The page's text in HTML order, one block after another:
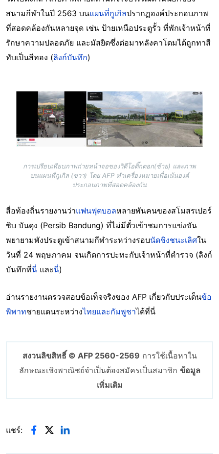
สนามกีฬาในปี 2563 บนแผนที่กูเกิลปรากฏองค์ประกอบภาพ
ที่สอดคล้องกันหลายจุด เช่น ป้ายเหนือประตูรั้ว ที่พักเจ้าหน้าที่
รักษาความปลอดภัย และมัสยิดซึ่งต่อมาหลังคาโดมได้ถูกทาสี
ทับเป็นสีทอง (ลิงก์บันทึก)
การเปรียบเทียบภาพถ่ายหน้าจอของวิดีโอติ๊กตอก(ซ้าย) และภาพ
บนแผนที่กูเกิล (ขวา) โดย AFP ทำเครื่องหมายเพื่อเน้นองค์
ประกอบภาพที่สอดคล้องกัน
สื่อท้องถิ่นรายงานว่าแฟนฟุตบอลหลายพันคนของสโมสรเปอร์
ซิบ บันดุง (Persib Bandung) ที่ไม่มีตั๋วเข้าชมการแข่งขัน
พยายามพังประตูเข้าสนามกีฬาระหว่างรอบนัดชิงชนะเลิศใน
วันที่ 24 พฤษภาคม จนเกิดการปะทะกับเจ้าหน้าที่ตำรวจ (ลิงก์
บันทึกที่นี่ และนี่)
อ่านรายงานตรวจสอบข้อเท็จจริงของ AFP เกี่ยวกับประเด็นข้อ
พิพาทชายแดนระหว่างไทยและกัมพูชาได้ที่นี่
สงวนลิขสิทธิ์ © AFP 2560-2569 การใช้เนื้อหาใน
ลักษณะเชิงพาณิชย์จำเป็นต้องสมัครเป็นสมาชิก ข้อมูล
เพิ่มเติม
แชร์: